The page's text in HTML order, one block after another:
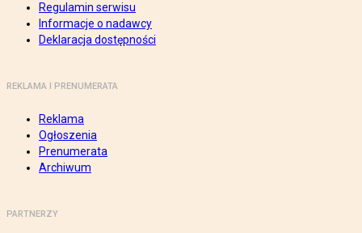
Regulamin serwisu
Informacje o nadawcy
Deklaracja dostępności
REKLAMA I PRENUMERATA
Reklama
Ogłoszenia
Prenumerata
Archiwum
PARTNERZY